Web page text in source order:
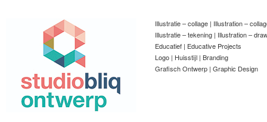
Illustratie – collage | Illustration –
Illustratie – tekening | Illustration –
Educatief | Educative Projects
Logo | Huisstijl | Branding
Grafisch Ontwerp | Graphic Design